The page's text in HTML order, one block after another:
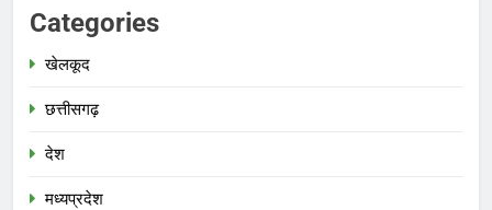
Categories
खेलकूद
छत्तीसगढ़
देश
मध्‍यप्रदेश